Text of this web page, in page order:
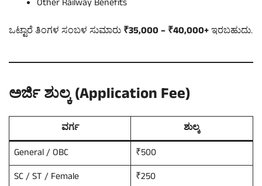
Other Railway Benefits
ಒಟ್ಟಾರೆ ತಿಂಗಳ ಸಂಬಳ ಸುಮಾರು₹35,000 – ₹40,000+ಇರಬಹುದು.
ಅರ್ಜಿ ಶುಲ್ಕ (Application Fee)
ವರ್ಗ
ಶುಲ್ಕ
General / OBC
₹500
SC / ST / Female
₹250